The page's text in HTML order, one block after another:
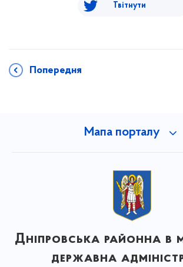
Твітнути
Попередня
Мапа порталу
Дніпровська районна в
державна